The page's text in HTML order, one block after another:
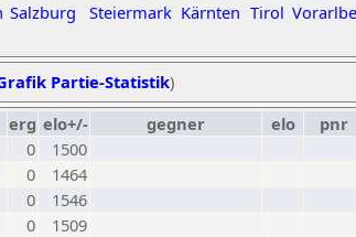
Salzburg Steiermark Kärnten Tirol
Partie-Statistik)
erg elo+/- gegner elo
pnr
0
1500
0
1464
0
1546
0
1509